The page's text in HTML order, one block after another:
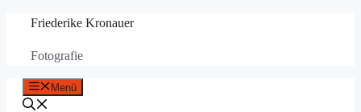
springen
Friederike Kronauer
Fotografie
Menü